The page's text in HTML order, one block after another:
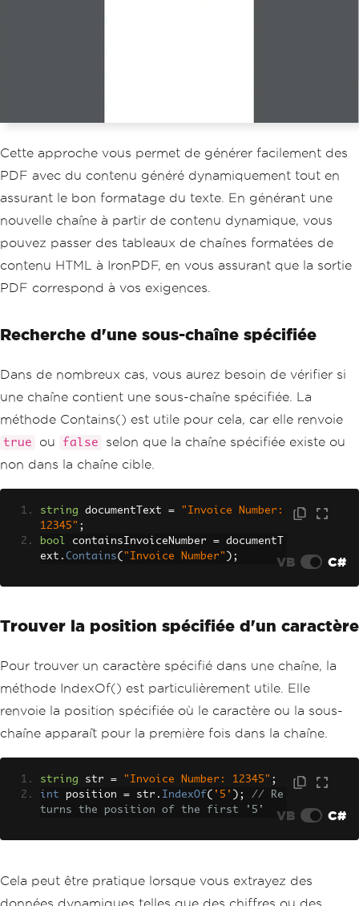
Cette approche vous permet de générer facilement des
PDF avec du contenu généré dynamiquement tout en
assurant le bon formatage du texte. En générant une
nouvelle chaîne à partir de contenu dynamique, vous
pouvez passer des tableaux de chaînes formatées de
contenu HTML à IronPDF, en vous assurant que la sortie
PDF correspond à vos exigences.
Recherche d'une sous-chaîne spécifiée
Dans de nombreux cas, vous aurez besoin de vérifier si
une chaîne contient une sous-chaîne spécifiée. La
méthode Contains() est utile pour cela, car elle renvoie
true ou false
selon que la chaîne spécifiée existe ou
non dans la chaîne cible.
string documentText =
"Invoice Number:
12345" ;
bool containsInvoiceNumber = documentT
ext . Contains( "Invoice Number" ); VB C#
Trouver la position spécifiée d'un caractère
Pour trouver un caractère spécifié dans une chaîne, la
méthode IndexOf() est particulièrement utile. Elle
renvoie la position spécifiée où le caractère ou la sous-
chaîne apparaît pour la première fois dans la chaîne.
string str = "Invoice Number: 12345" ;
int position = str . IndexOf( '5' );
// Re
turns the position of the first '5'
VB C#
Cela peut être pratique lorsque vous extrayez des